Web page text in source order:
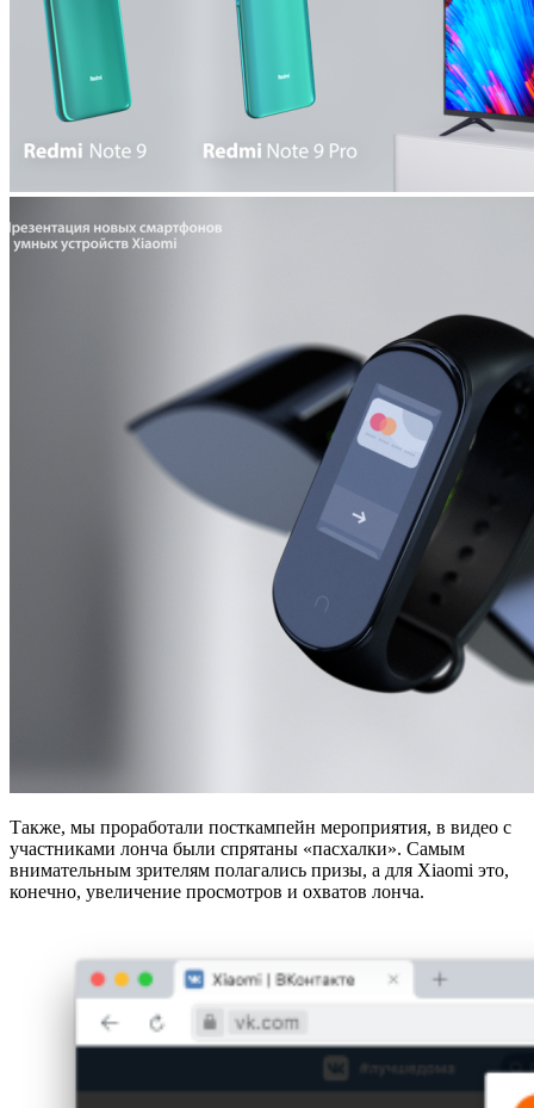
Также, мы проработали посткампейн мероприятия, в видео с
участниками лонча были спрятаны «пасхалки». Самым
внимательным зрителям полагались призы, а для Xiaomi это,
конечно, увеличение просмотров и охватов лонча.